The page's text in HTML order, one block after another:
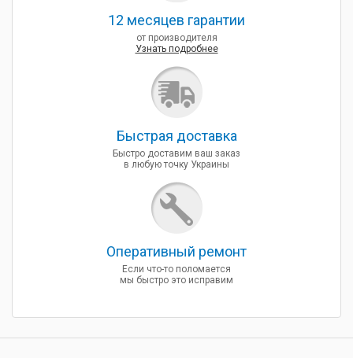
12 месяцев гарантии
от производителя
Узнать подробнее
Быcтрая доставка
Быстро доставим ваш заказ
в любую точку Украины
Оперативный ремонт
Если что-то поломается
мы быстро это исправим